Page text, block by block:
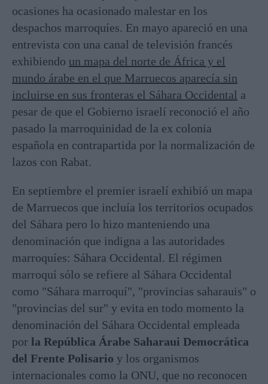
ocasiones ha ocasionado malestar en los
despachos marroquíes. En mayo apareció en una
entrevista con una canal de televisión francés
exhibiendo un mapa del norte de África y el
mundo árabe en el que Marruecos aparecía sin
incluirse en sus fronteras el Sáhara Occidental a
pesar de que el Gobierno israelí reconoció el año
pasado la marroquinidad de la ex colonia
española en contrapartida por la normalización de
lazos con Rabat.
En septiembre el premier israelí exhibió un mapa
de Marruecos que incluía los territorios ocupados
del Sáhara pero lo hizo manteniendo una
denominación que indigna a las autoridades
marroquíes: Sáhara Occidental. El régimen
marroquí sólo se refiere al Sáhara Occidental
como "Sáhara marroquí", "provincias saharauis" o
"provincias del sur" y evita en todo momento la
denominación del Sáhara Occidental empleada
por la República Árabe Saharaui Democrática
del Frente Polisario y los organismos
internacionales como la ONU, que no reconocen